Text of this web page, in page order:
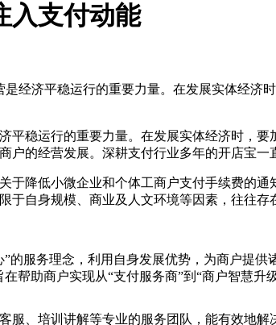
入支付动能
济平稳运行的重要力量。在发展实体经济
稳运行的重要力量。在发展实体经济时，要
的经营发展。深耕支付行业多年的开店宝一
降低小微企业和个体工商户支付手续费的通
自身规模、商业及人文环境等因素，往往
服务理念，利用自身发展优势，为商户提供
帮助商户实现从“支付服务商”到“商户智慧升
培训讲解等专业的服务团队，能有效地解